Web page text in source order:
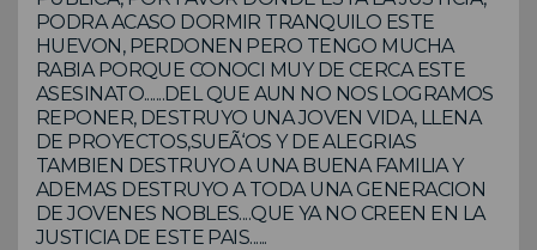
PODRA ACASO DORMIR TRANQUILO ESTE
HUEVON, PERDONEN PERO TENGO MUCHA
RABIA PORQUE CONOCI MUY DE CERCA ESTE
ASESINATO.......DEL QUE AUN NO NOS LOGRAMOS
REPONER, DESTRUYO UNA JOVEN VIDA, LLENA
DE PROYECTOS,SUEÃ‘OS Y DE ALEGRIAS
TAMBIEN DESTRUYO A UNA BUENA FAMILIA Y
ADEMAS DESTRUYO A TODA UNA GENERACION
DE JOVENES NOBLES....QUE YA NO CREEN EN LA
JUSTICIA DE ESTE PAIS......